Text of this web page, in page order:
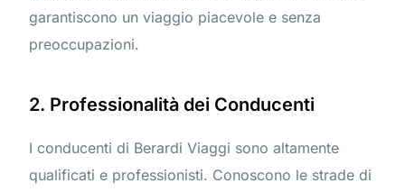
garantiscono un viaggio piacevole e senza
preoccupazioni.
2. Professionalità dei Conducenti
I conducenti di Berardi Viaggi sono altamente
qualificati e professionisti. Conoscono le strade di